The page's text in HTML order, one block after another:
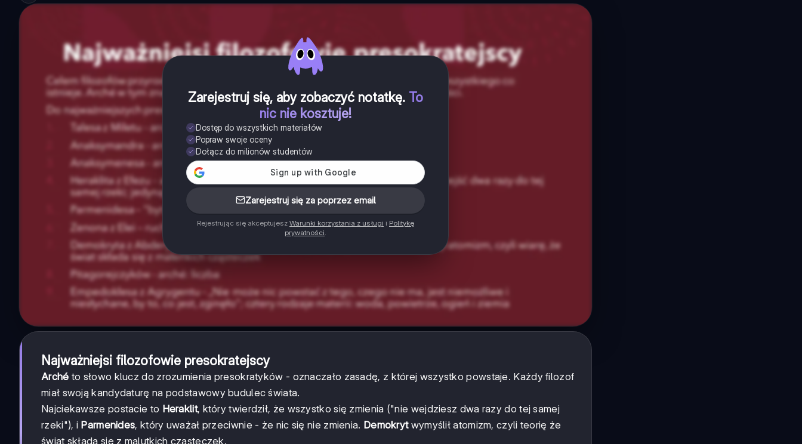
Zarejestruj się, aby zobaczyć notatkę. To
nic nie kosztuje!
Dostęp do wszystkich materiałów
Popraw swoje oceny
Dołącz do milionów studentów
Zarejestruj się za poprzez email
Rejestrując się akceptujesz Warunki korzystania z usługi i Politykę
prywatności
Najważniejsi filozofowie presokratejscy
Arché to słowo klucz do zrozumienia presokratyków - oznaczało zasadę, z której wszystko powstaje. Każdy filozof
miał swoją kandydaturę na podstawowy budulec świata.
Najciekawsze postacie to Heraklit, który twierdził, że wszystko się zmienia ("nie wejdziesz dwa razy do tej samej
rzeki"), i Parmenides, który uważał przeciwnie - że nic się nie zmienia. Demokrytwymyślił atomizm, czyli teorię że
świat składa się z malutkich cząsteczek.